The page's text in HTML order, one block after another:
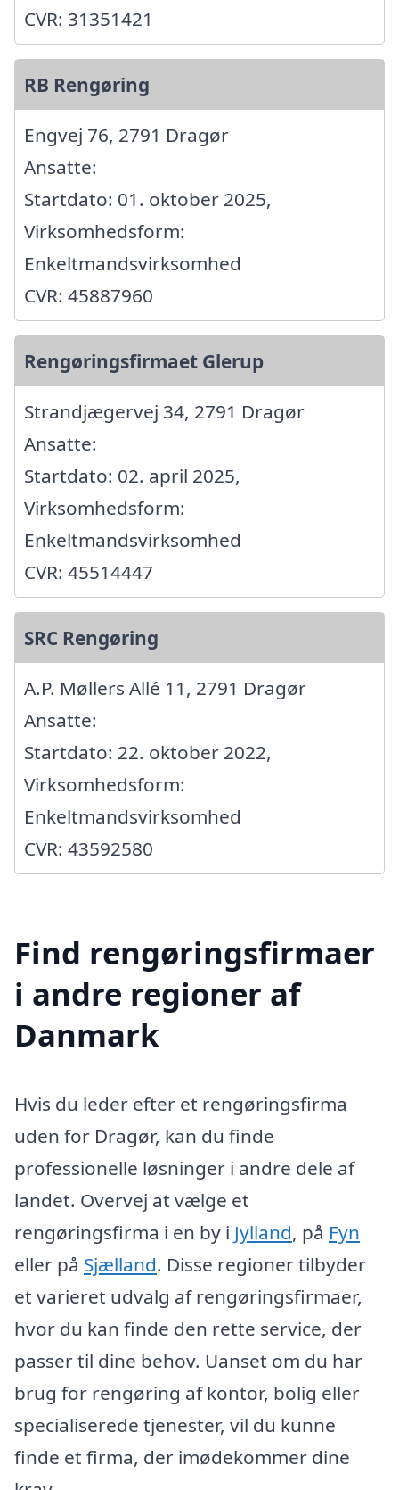
CVR: 31351421
RB Rengøring
Engvej 76, 2791 Dragør
Ansatte:
Startdato: 01. oktober 2025,
Virksomhedsform:
Enkeltmandsvirksomhed
CVR: 45887960
Rengøringsfirmaet Glerup
Strandjægervej 34, 2791 Dragør
Ansatte:
Startdato: 02. april 2025,
Virksomhedsform:
Enkeltmandsvirksomhed
CVR: 45514447
SRC Rengøring
A.P. Møllers Allé 11, 2791 Dragør
Ansatte:
Startdato: 22. oktober 2022,
Virksomhedsform:
Enkeltmandsvirksomhed
CVR: 43592580
Find rengøringsfirmaer
i andre regioner af
Danmark
Hvis du leder efter et rengøringsfirma
uden for Dragør, kan du finde
professionelle løsninger i andre dele af
landet. Overvej at vælge et
rengøringsfirma i en by i Jylland, på Fyn
eller på Sjælland. Disse regioner tilbyder
et varieret udvalg af rengøringsfirmaer,
hvor du kan finde den rette service, der
passer til dine behov. Uanset om du har
brug for rengøring af kontor, bolig eller
specialiserede tjenester, vil du kunne
finde et firma, der imødekommer dine